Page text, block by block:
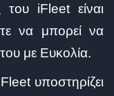
του iFleet είναι
να μπορεί να
με Ευκολία.
υποστηρίζει